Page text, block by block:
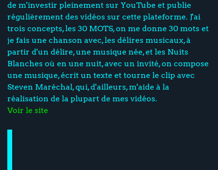
de m'investir pleinement sur YouTube et publie
régulièrement des vidéos sur cette plateforme. J'ai
trois concepts, les 30 MOTS, on me donne 30 mots et
je fais une chanson avec, les délires musicaux, à
partir d'un délire, une musique née, et les Nuits
Blanches où en une nuit, avec un invité, on compose
une musique, écrit un texte et tourne le clip avec
Steven Maréchal, qui, d'ailleurs, m'aide à la
réalisation de la plupart de mes vidéos.
Voir le site